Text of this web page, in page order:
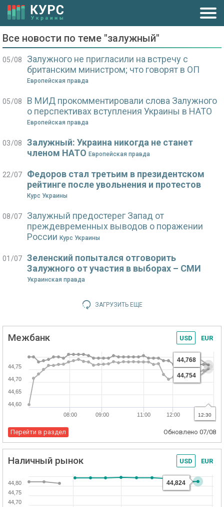
Все новости по теме "залужный"
05/08
Залужного не пригласили на встречу с
британским министром; что говорят в ОП
Европейская правда
05/08
В МИД прокомментировали слова Залужного
о перспективах вступления Украины в НАТО
Европейская правда
03/08
Залужный: Украина никогда не станет
членом НАТО Европейская правда
22/07
Федоров стал третьим в президентском
рейтинге после увольнения и протестов
Курс Украины
08/07
Залужный предостерег Запад от
преждевременных выводов о поражении
России Курс Украины
01/07
Зеленский попытался отговорить
Залужного от участия в выборах – СМИ
Украинская правда
ЗАГРУЗИТЬ ЕЩЕ
Межбанк USD EUR
12:00 21:00
08:00 09:00 11:00
44,60
44,65
44,70
44,75
12:30
44,768
44,754
Перейти в раздел Обновлено 07/08
Наличный рынок USD EUR
44,70
44,75
44,80 44,824